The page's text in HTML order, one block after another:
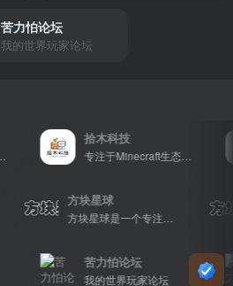
苦力怕论坛
我的世界玩家论坛
拾木科技
专注于Minecraft生态建设
方块星球
苦力怕论坛
我的世界玩家论坛